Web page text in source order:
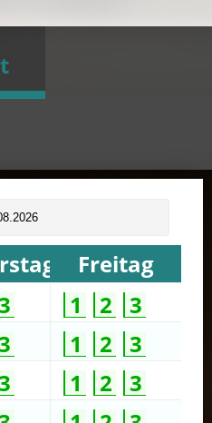
Freitag
3 1 2
3
3 1 2
3
3 1 2
3